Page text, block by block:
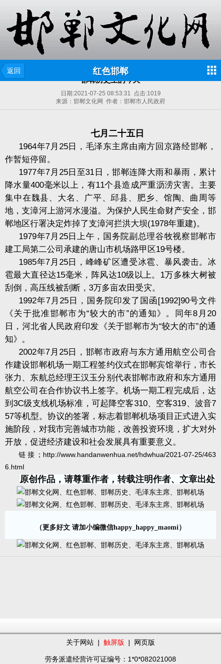
返回 红色邯郸
邯郸历史上的今天
日期:2021-07-25 08:53:31 点击:1019
来源：邯郸文化网 作者：邯郸市人民政府
七月二十五日
1964年7 月 25日，毛泽东主席由南方回京路经邯郸，
作暂短停留。
1977年7 月 25日至31 日，邯郸连降大雨和暴雨，累计
降水量400毫米以上，有11个县造成严重沥涝灾害。主要
集中在魏县、大名、广平、邱县、肥乡、馆陶、曲周等
地，支漳河上游河水漫溢。为保护人民生命财产安全，邯
郸地区行署决定炸掉了支漳河拦洪大坝(1978年重建)。
1979年7 月 25日上午，国务院副总理谷牧视察邯郸市
建工局第二公司承建的唐山市机场路甲区19号楼。
1985年7 月 25日，峰峰矿区遭受冰雹、暴风袭击。冰
雹最大直径达15毫米，阵风达10级以上。 1万多株大树被
刮倒，高压线被刮断， 3万多亩农田受灾。
1992年7 月 25 日，国务院印发了国函[1992]90号文件
《关于批准邯郸市为“较大的市”的通知》。同年8 月20
日，河北省人民政府印发《关于邯郸市为“较大的市”的通
知》。
2002年7 月 25日，邯郸市政府与东方通用航空公司合
作建设邯郸机场一期工程签约仪式在邯郸宾馆举行，市长
张力、东航总经理王汉玉分别代表邯郸市政府和东方通用
航空公司在合作协议书上签字。机场一期工程完成后，达
到3C级支线机场标准，可起降空客310、空客319、波音7
57等机型。协议的签署，标志着邯郸机场项目正式进入实
施阶段，对我市完善城市功能，改善投资环境，扩大对外
开放，促进经济建设和社会发展具有重要意义。
链接； http://www.handanwenhua.net/hdwhua/2021-07-25/463
6.html
原创作品，请尊重作者，转载注明作者、文章出处
（更多好文 请加小编微信happy_happy_maomi）
关于网站 | 触屏版 | 网页版
劳务派遣经营许可证编号：1*0*082021008